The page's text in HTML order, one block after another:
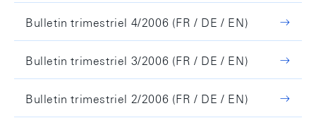
Bulletin trimestriel 4/2006 (FR / DE / EN)
Bulletin trimestriel 3/2006 (FR / DE / EN)
Bulletin trimestriel 2/2006 (FR / DE / EN)